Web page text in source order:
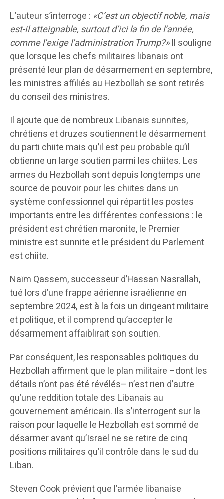
L’auteur s’interroge : «C’est un objectif noble, mais
est-il atteignable, surtout d’ici la fin de l’année,
comme l’exige l’administration Trump?»Il souligne
que lorsque les chefs militaires libanais ont
présenté leur plan de désarmement en septembre,
les ministres affiliés au Hezbollah se sont retirés
du conseil des ministres.
Il ajoute que de nombreux Libanais sunnites,
chrétiens et druzes soutiennent le désarmement
du parti chiite mais qu’il est peu probable qu’il
obtienne un large soutien parmi les chiites. Les
armes du Hezbollah sont depuis longtemps une
source de pouvoir pour les chiites dans un
système confessionnel qui répartit les postes
importants entre les différentes confessions : le
président est chrétien maronite, le Premier
ministre est sunnite et le président du Parlement
est chiite.
Naïm Qassem, successeur d’Hassan Nasrallah,
tué lors d’une frappe aérienne israélienne en
septembre 2024, est à la fois un dirigeant militaire
et politique, et il comprend qu’accepter le
désarmement affaiblirait son soutien.
Par conséquent, les responsables politiques du
Hezbollah affirment que le plan militaire –dont les
détails n’ont pas été révélés– n’est rien d’autre
qu’une reddition totale des Libanais au
gouvernement américain. Ils s’interrogent sur la
raison pour laquelle le Hezbollah est sommé de
désarmer avant qu’Israël ne se retire de cinq
positions militaires qu’il contrôle dans le sud du
Liban.
Steven Cook prévient que l’armée libanaise